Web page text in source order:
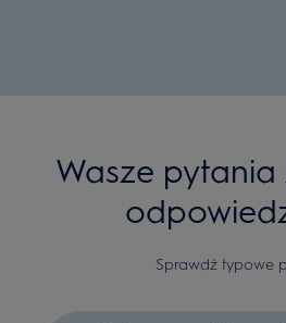
Wasze pytania
Sprawdź typowe